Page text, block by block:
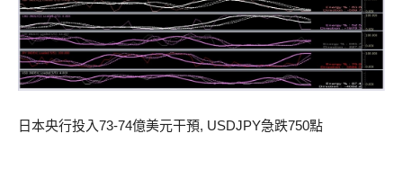
日本央行投入73-74億美元干預, USDJPY急跌750點